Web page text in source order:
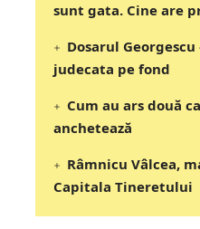
sunt gata. Cine are
Dosarul
judecata pe fond
Cum au ars două
anchetează
Râmnicu Vâlcea,
Capitala Tineretului